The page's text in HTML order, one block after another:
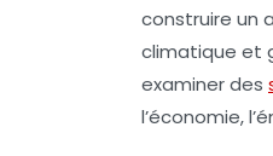
construire un
climatique et
examiner des
l’économie,